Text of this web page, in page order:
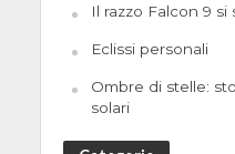
Il razzo Falcon 9 si
Eclissi personali
Ombre di stelle:
solari